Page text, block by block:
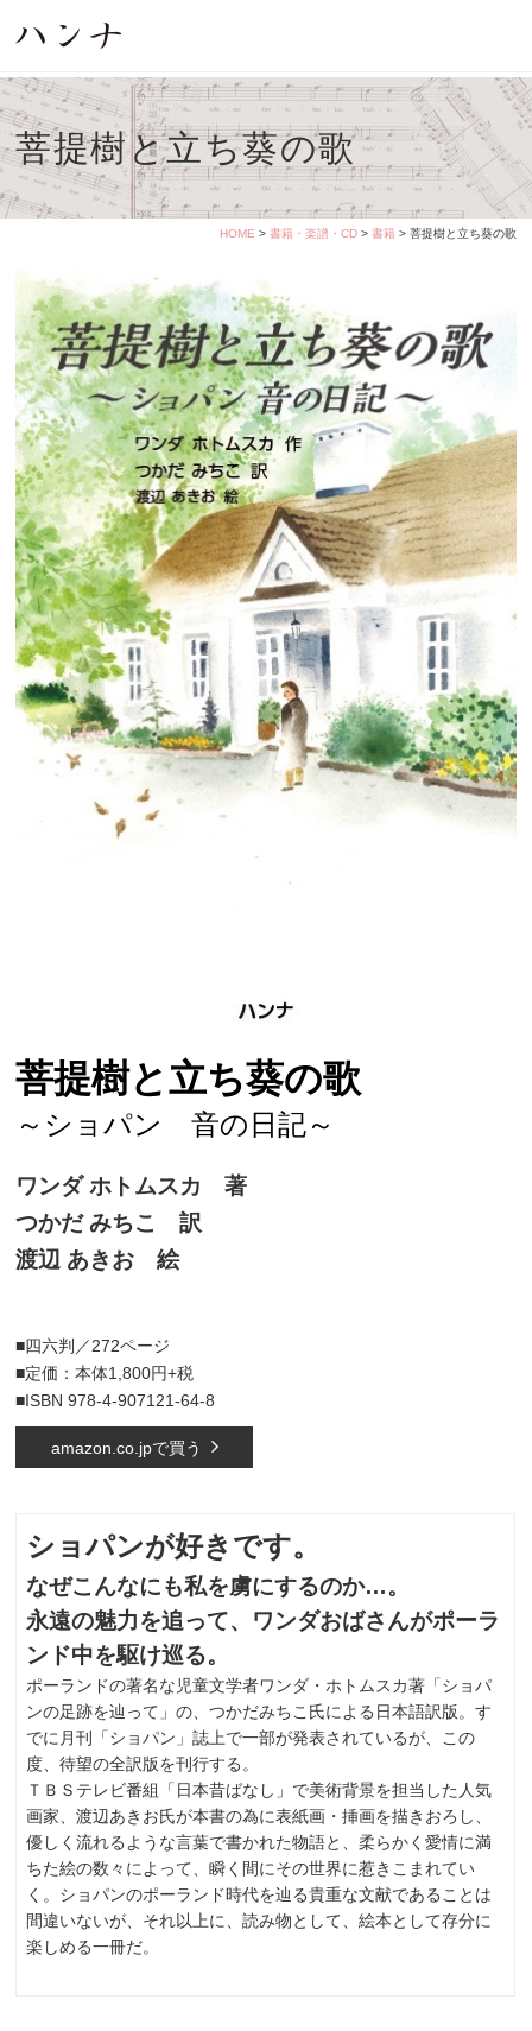
菩提樹と立ち葵の歌
HOME > 書籍・楽譜・CD> 書籍> 菩提樹と立ち葵の歌
菩提樹と立ち葵の歌
～ショパン 音の日記～
ワンダ ホトムスカ 著
つかだ みちこ 訳
渡辺 あきお 絵
■四六判／272ページ
■定価：本体1,800円+税
■ISBN 978-4-907121-64-8
amazon.co.jpで買う
ショパンが好きです。
なぜこんなにも私を虜にするのか…。
永遠の魅力を追って、ワンダおばさんがポーラ
ンド中を駆け巡る。
ポーランドの著名な児童文学者ワンダ・ホトムスカ著「ショパ
ンの足跡を辿って」の、つかだみちこ氏による日本語訳版。す
でに月刊「ショパン」誌上で一部が発表されているが、この
度、待望の全訳版を刊行する。
ＴＢＳテレビ番組「日本昔ばなし」で美術背景を担当した人気
画家、渡辺あきお氏が本書の為に表紙画・挿画を描きおろし、
優しく流れるような言葉で書かれた物語と、柔らかく愛情に満
ちた絵の数々によって、瞬く間にその世界に惹きこまれてい
く。ショパンのポーランド時代を辿る貴重な文献であることは
間違いないが、それ以上に、読み物として、絵本として存分に
楽しめる一冊だ。